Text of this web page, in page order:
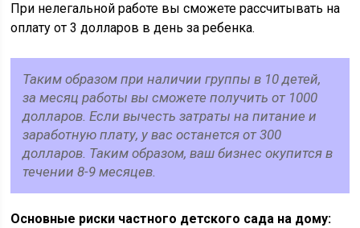
При нелегальной работе вы сможете рассчитывать на
оплату от 3 долларов в день за ребенка.
Таким образом при наличии группы в 10 детей,
за месяц работы вы сможете получить от 1000
долларов. Если вычесть затраты на питание и
заработную плату, у вас останется от 300
долларов. Таким образом, ваш бизнес окупится в
течении 8-9 месяцев.
Основные риски частного детского сада на дому: